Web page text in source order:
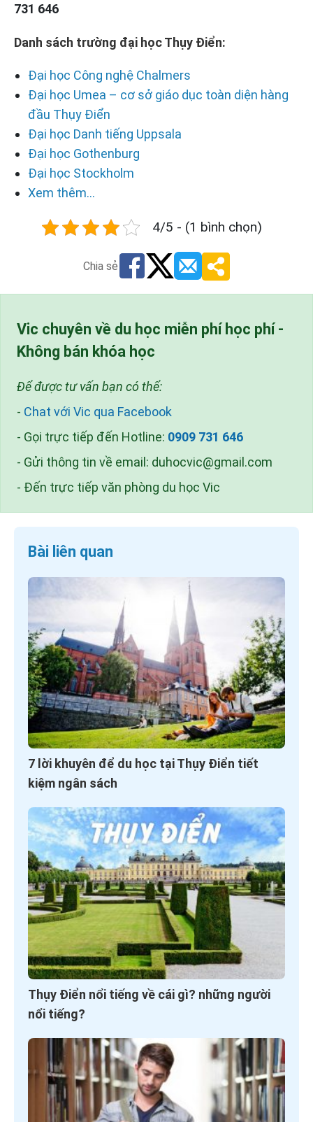
731 646
Danh sách trường đại học Thụy Điển:
Đại học Công nghệ Chalmers
Đại học Umea – cơ sở giáo dục toàn diện hàng
đầu Thụy Điển
Đại học Danh tiếng Uppsala
Đại học Gothenburg
Đại học Stockholm
Xem thêm...
4/5 - (1 bình chọn)
Chia sẻ
Vic chuyên về du học miễn phí học phí -
Không bán khóa học
Để được tư vấn bạn có thể:
- Chat với Vic qua Facebook
- Gọi trực tiếp đến Hotline: 0909 731 646
- Gửi thông tin về email: duhocvic@gmail.com
- Đến trực tiếp văn phòng du học Vic
Bài liên quan
7 lời khuyên để du học tại Thụy Điển tiết
kiệm ngân sách
Thụy Điển nổi tiếng về cái gì? những người
nổi tiếng?